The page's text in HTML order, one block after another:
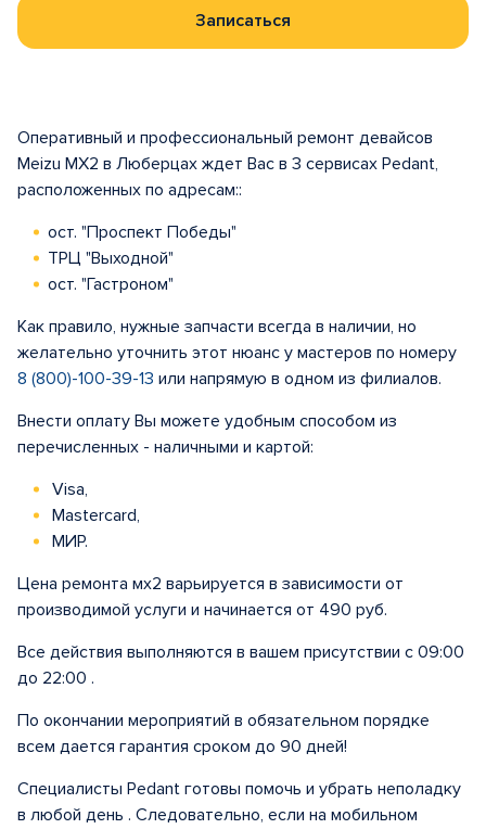
Записаться
Оперативный и профессиональный ремонт девайсов
Meizu MX2 в Люберцах ждет Вас в 3 сервисах Pedant,
расположенных по адресам::
ост. "Проспект Победы"
ТРЦ "Выходной"
ост. "Гастроном"
Как правило, нужные запчасти всегда в наличии, но
желательно уточнить этот нюанс у мастеров по номеру
8 (800)-100-39-13 или напрямую в одном из филиалов.
Внести оплату Вы можете удобным способом из
перечисленных - наличными и картой:
Visa,
Mastercard,
МИР.
Цена ремонта мх2 варьируется в зависимости от
производимой услуги и начинается от 490 руб.
Все действия выполняются в вашем присутствии с 09:00
до 22:00 .
По окончании мероприятий в обязательном порядке
всем дается гарантия сроком до 90 дней!
Специалисты Pedant готовы помочь и убрать неполадку
в любой день . Следовательно, если на мобильном